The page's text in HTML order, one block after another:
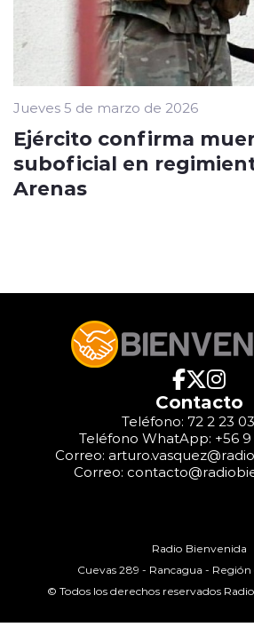
Jueves 5 de marzo de 2026
Ejército confirma
suboficial en
Arenas
Contacto
Teléfono: 72 2 23
Teléfono WhatApp: +56 9
Correo:
Correo:
Radio Bienvenida
Cuevas 289 - Rancagua -
© Todos los derechos reservados